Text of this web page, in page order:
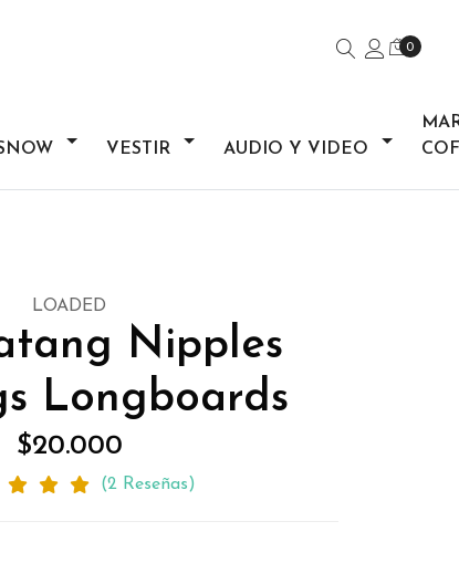
0
VESTIR AUDIO Y VIDEO
LOADED
Nipples
Longboards
$20.000
(2 Reseñas)